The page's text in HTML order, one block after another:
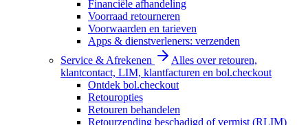
Financiële afhandeling
Voorraad retourneren
Voorwaarden en tarieven
Apps & dienstverleners: verzenden
Service & Afrekenen
Alles over retouren,
klantcontact, LIM, klantfacturen en bol.checkout
Ontdek bol.checkout
Retouropties
Retouren behandelen
Retourzending beschadigd of vermist (RLIM)